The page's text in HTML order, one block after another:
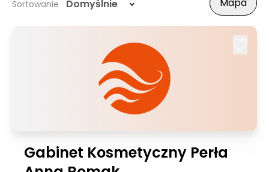
Sortowanie Domyślnie
Gabinet Kosmetyczny Perła